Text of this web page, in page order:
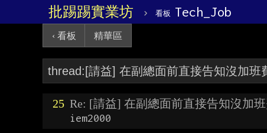
批踢踢實業坊 › 看板 Tech_Job
‹ 看板 精華區
25 Re: [請益] 在副總面前直接告知沒加
iem2000